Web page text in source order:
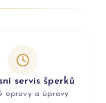
servis šperků
opravy a úpravy